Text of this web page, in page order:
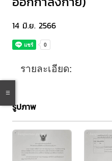
14 มิ.ย. 2566
รายละเอียด:
รูปภาพ